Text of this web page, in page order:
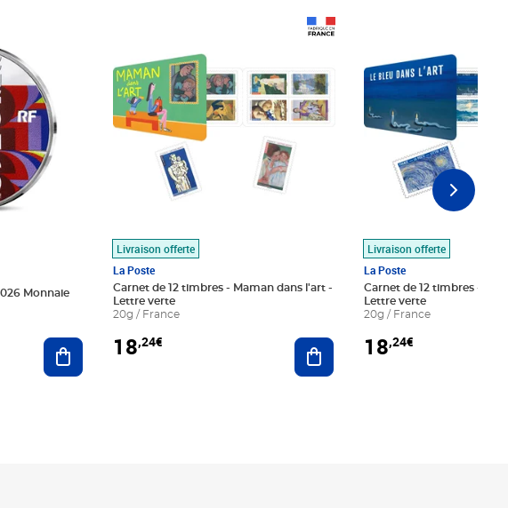
Monnaie
Ajouter au panier
Livraison offerte
La Poste
Carnet de 12 timbres - Maman dans l'art -
Lettre verte
20g / France
18,24€ Ajouter au panier
Livraison offerte
La Poste
Carnet de 12 timbres - Le
Lettre verte
20g / France
18,24€